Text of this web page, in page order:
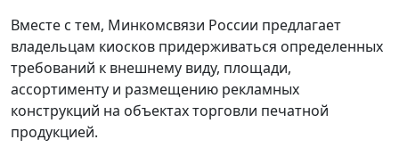
Вместе с тем, Минкомсвязи России предлагает
владельцам киосков придерживаться определенных
требований к внешнему виду, площади,
ассортименту и размещению рекламных
конструкций на объектах торговли печатной
продукцией.